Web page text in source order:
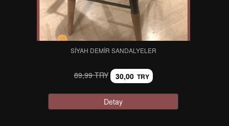
SIYAH DEMIR SANDALYELER
89,99 TRY 30,00 TRY
Detay